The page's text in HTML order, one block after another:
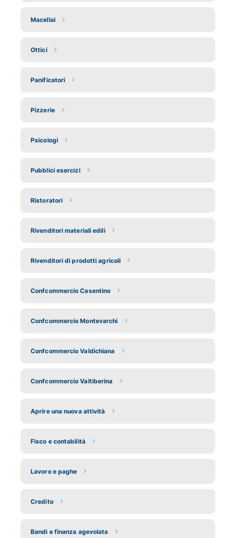
Macellai
Ottici
Panificatori
Pizzerie
Psicologi
Pubblici esercizi
Ristoratori
Rivenditori materiali edili
Rivenditori di prodotti agricoli
Confcommercio Casentino
Confcommercio Montevarchi
Confcommercio Valdichiana
Confcommercio Valtiberina
Aprire una nuova attività
Fisco e contabilità
Lavoro e paghe
Credito
Bandi e finanza agevolata